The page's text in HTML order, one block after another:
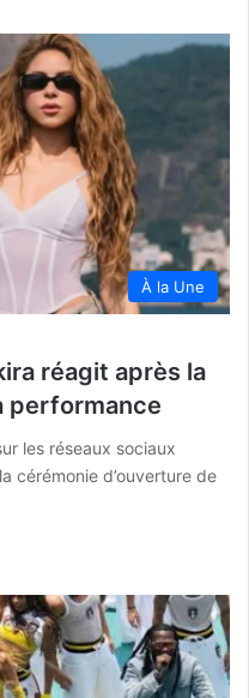
À la Une
réagit après la
performance
les réseaux sociaux
cérémonie d’ouverture de